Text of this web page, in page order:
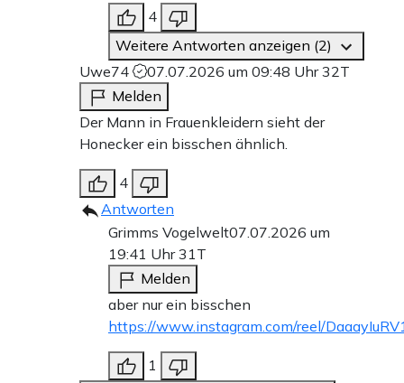
4
Weitere Antworten anzeigen (2)
Uwe74
07.07.2026 um 09:48 Uhr32T
Melden
Der Mann in Frauenkleidern sieht der
Honecker ein bisschen ähnlich.
4
Antworten
Grimms Vogelwelt07.07.2026 um
19:41 Uhr31T
Melden
aber nur ein bisschen
https://www.instagram.com/reel/
1